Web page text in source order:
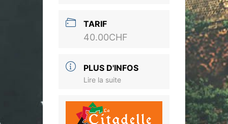
TARIF
40.00CHF
PLUS D'INFOS
Lire la suite